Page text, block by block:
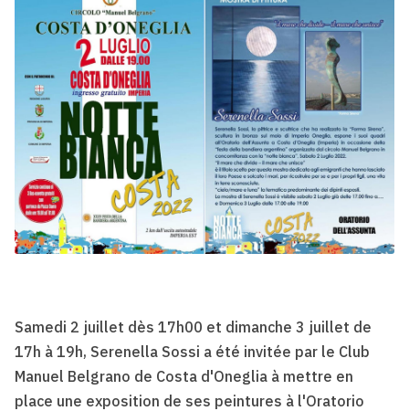
Samedi 2 juillet dès 17h00 et dimanche 3 juillet de
17h à 19h, Serenella Sossi a été invitée par le Club
Manuel Belgrano de Costa d'Oneglia à mettre en
place une exposition de ses peintures à l'Oratorio